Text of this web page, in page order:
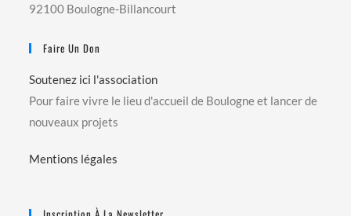
92100 Boulogne-Billancourt
Faire Un Don
Soutenez ici l'association
Pour faire vivre le lieu d'accueil de Boulogne et lancer de
nouveaux projets
Mentions légales